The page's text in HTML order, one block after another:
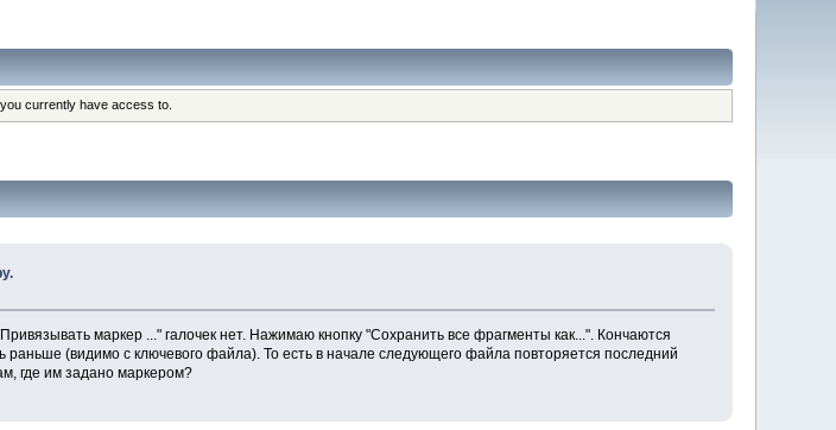
currently have access to.
маркер ..." галочек нет. Нажимаю кнопку "Сохранить все фрагменты как...". Кончаются
(видимо с ключевого файла). То есть в начале следующего файла повторяется последний
где им задано маркером?